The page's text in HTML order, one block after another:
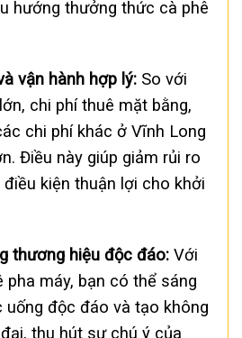
hướng thưởng thức cà phê
vận hành hợp lý: So với
chi phí thuê mặt bằng,
chi phí khác ở Vĩnh Long
Điều này giúp giảm rủi ro
kiện thuận lợi cho khởi
thương hiệu độc đáo: Với
pha máy, bạn có thể sáng
độc đáo và tạo không
thu hút sự chú ý của